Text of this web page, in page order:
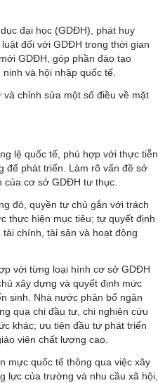
đại học (GDĐH), phát huy
đối với GDĐH trong thời gian
GDĐH, góp phần đào tạo
và hội nhập quốc tế.
chỉnh sửa một số điều về mặt
lệ quốc tế, phù hợp với thực tiễn
để phát triển. Làm rõ vấn đề sở
cơ sở GDĐH tư thục.
đó, quyền tự chủ gắn với trách
thực hiện mục tiêu; tự quyết định
chính, tài sản và hoạt động
với từng loại hình cơ sở GDĐH
xây dựng và quyết định mức
sinh. Nhà nước phân bổ ngân
qua chi đầu tư, chi nghiên cứu
khác; ưu tiên đầu tư phát triển
viên chất lượng cao.
mực quốc tế thông qua việc xây
lực của trường và nhu cầu xã hội,